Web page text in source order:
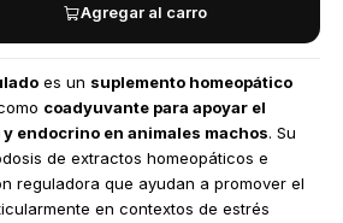
Agregar al carro
es un suplemento homeopático
coadyuvante para apoyar el
endocrino en animales machos. Su
de extractos homeopáticos e
reguladora que ayudan a promover el
en contextos de estrés